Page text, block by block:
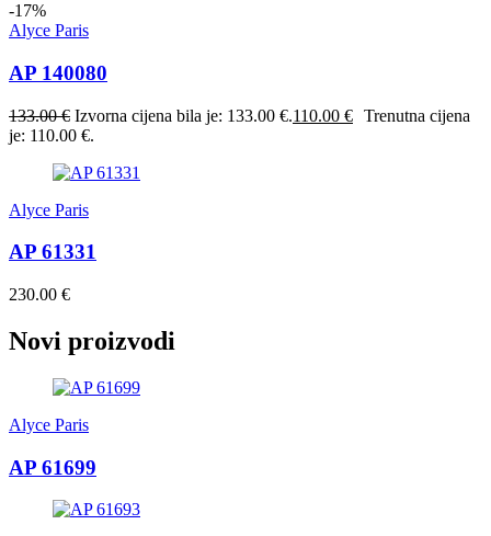
-17%
Alyce Paris
AP 140080
133.00€ Izvorna cijena bila je: 133.00 €.110.00 € Trenutna cijena
je: 110.00 €.
Alyce Paris
AP 61331
230.00 €
Novi proizvodi
Alyce Paris
AP 61699